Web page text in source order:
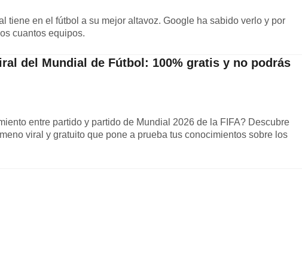
tiene en el fútbol a su mejor altavoz. Google ha sabido verlo y por
cuantos equipos.
del Mundial de Fútbol: 100% gratis y no podrás
entre partido y partido de Mundial 2026 de la FIFA? Descubre
viral y gratuito que pone a prueba tus conocimientos sobre los